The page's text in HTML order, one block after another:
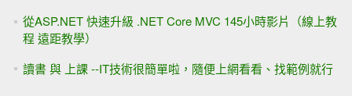
從ASP.NET 快速升級 .NET Core MVC 145小時影片（線上教
程 遠距教學）
讀書 與 上課 --IT技術很簡單啦，隨便上網看看、找範例就行